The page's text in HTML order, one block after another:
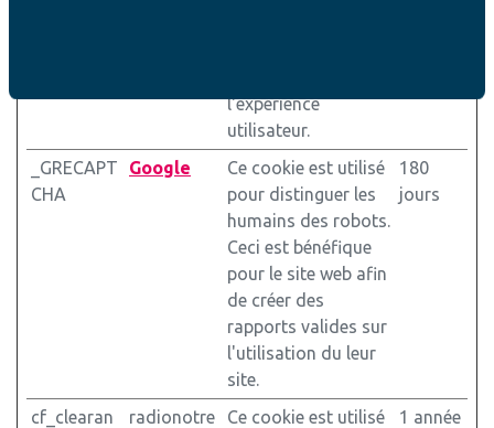
l'expérience
utilisateur.
_GRECAPT
CHA
Google
Ce cookie est utilisé
pour distinguer les
humains des robots.
Ceci est bénéfique
pour le site web afin
de créer des
rapports valides sur
l'utilisation du leur
site.
180
jours
cf_clearan
radionotre
Ce cookie est utilisé
1 année